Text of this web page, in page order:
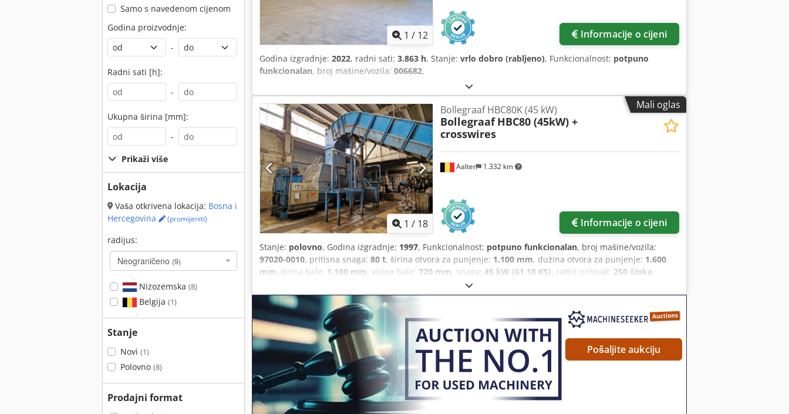
Samo s navedenom cijenom
Godina proizvodnje:
-
Radni sati [h]:
-
Ukupna širina [mm]:
-
Prikaži više
Lokacija
Vaša otkrivena lokacija: Bosna i
Hercegovina
(promijeniti)
radijus:
Neograničeno (9)
Nizozemska (8)
Belgija (1)
Stanje
Novi (1)
Polovno (8)
Prodajni format
1 / 12 Informacije o cijeni
Godina izgradnje: 2022, radni sati: 3.863 h, Stanje: vrlo dobro (rabljeno), Funkcionalnost: potpuno
funkcionalan, broj mašine/vozila: 006682,
Mali oglas
1 / 18
Aalter 1.332 km
Bollegraaf HBC80K (45 kW)
Bollegraaf HBC80 (45kW) +
crosswires
Informacije o cijeni
Stanje: polovno, Godina izgradnje: 1997, Funkcionalnost: potpuno funkcionalan, broj mašine/vozila:
97020-0010, pritisna snaga: 80 t, širina otvora za punjenje: 1.100 mm, dužina otvora za punjenje: 1.600
mm, širina bale: 1.100 mm, visina bale: 720 mm, snaga: 45 kW (61,18 KS), radni pritisak: 250 šipka,
Pošaljite aukciju